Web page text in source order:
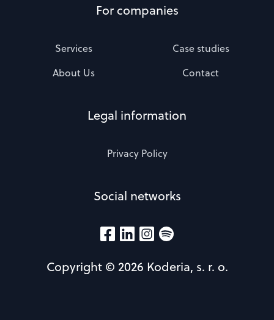
For companies
Services
Case studies
About Us
Contact
Legal information
Privacy Policy
Social networks
Copyright © 2026 Koderia, s. r. o.